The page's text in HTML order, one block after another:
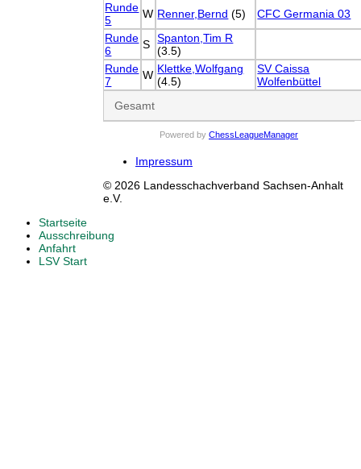
Runde
5
W Renner,Bernd (5)
CFC Germania 03
Runde
6
S Spanton,Tim R
(3.5)
Runde
7
W Klettke,Wolfgang
(4.5)
SV Caissa
Wolfenbüttel
Gesamt
Powered by ChessLeagueManager
Impressum
© 2026 Landesschachverband Sachsen-Anhalt
e.V.
Startseite
Ausschreibung
Anfahrt
LSV Start